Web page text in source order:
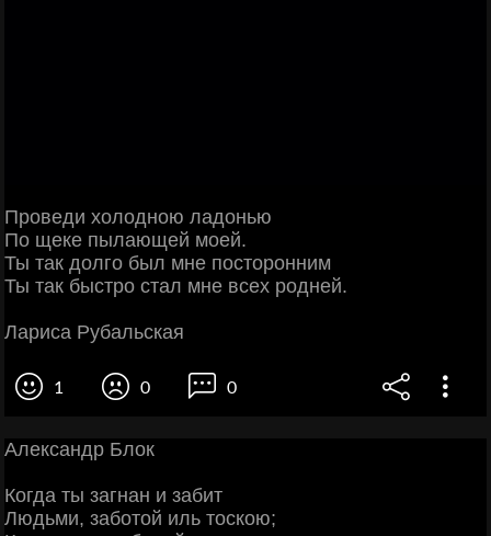
Проведи холодною ладонью
По щеке пылающей моей.
Ты так долго был мне посторонним
Ты так быстро стал мне всех родней.
Лариса Рубальская
1 0 0
Александр Блок
Когда ты загнан и забит
Людьми, заботой иль тоскою;